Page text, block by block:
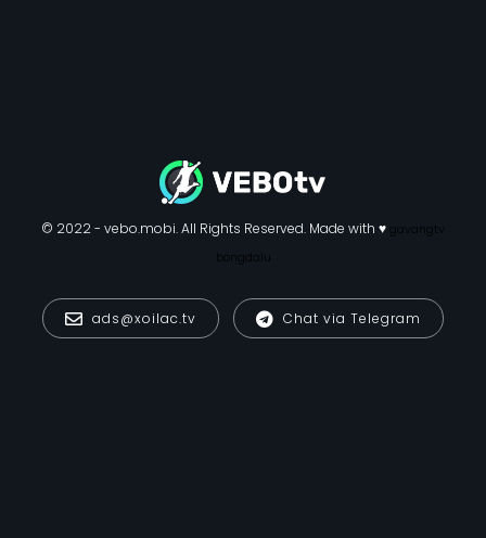
© 2022 - vebo.mobi. All Rights Reserved. Made with ♥ gavangtv
bongdalu
ads@xoilac.tv Chat via Telegram